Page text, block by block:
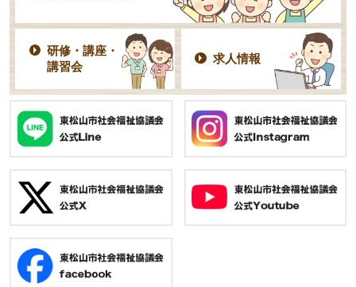
研修・講座・
講習会
求人情報